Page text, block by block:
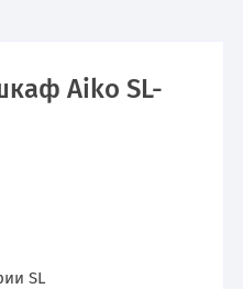
Aiko SL-
SL